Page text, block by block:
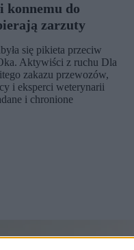
konnemu do
zarzuty
się pikieta przeciw
Aktywiści z ruchu Dla
zakazu przewozów,
i eksperci weterynarii
i chronione